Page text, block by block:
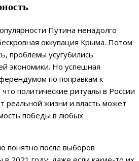
Путина ненадолго
оккупация Крыма. Потом
проблемы усугубились
экономики. Но успешная
по поправкам к
политические ритуалы в России
реальной жизни и власть может
победы в любых
понятно после выборов